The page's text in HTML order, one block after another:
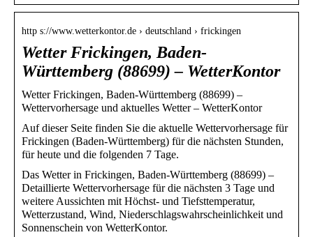
http s://www.wetterkontor.de › deutschland › frickingen
Wetter Frickingen, Baden-
Württemberg (88699) – WetterKontor
Wetter Frickingen, Baden-Württemberg (88699) –
Wettervorhersage und aktuelles Wetter – WetterKontor
Auf dieser Seite finden Sie die aktuelle Wettervorhersage für
Frickingen (Baden-Württemberg) für die nächsten Stunden,
für heute und die folgenden 7 Tage.
Das Wetter in Frickingen, Baden-Württemberg (88699) –
Detaillierte Wettervorhersage für die nächsten 3 Tage und
weitere Aussichten mit Höchst- und Tiefsttemperatur,
Wetterzustand, Wind, Niederschlagswahrscheinlichkeit und
Sonnenschein von WetterKontor.